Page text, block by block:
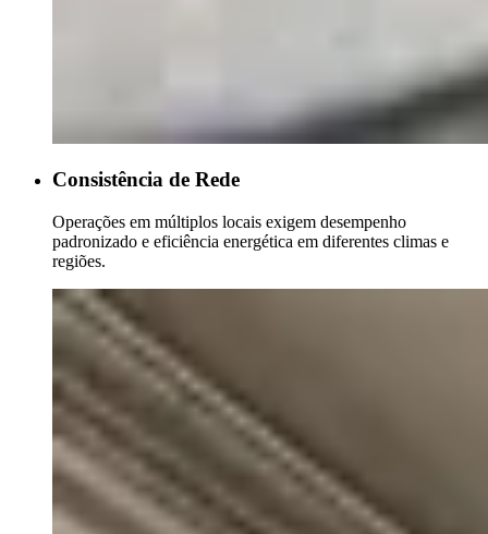
Consistência de Rede
Operações em múltiplos locais exigem desempenho
padronizado e eficiência energética em diferentes climas e
regiões.